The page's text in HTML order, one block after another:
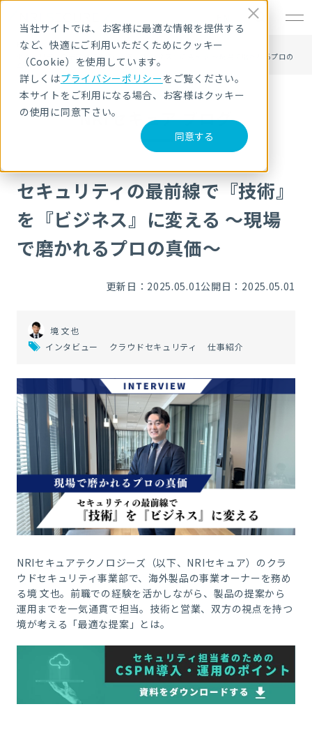
当社サイトでは、お客様に最適な情報を提供する
など、快適にご利用いただくためにクッキー
（Cookie）を使用しています。
詳しくはプライバシーポリシーをご覧ください。
本サイトをご利用になる場合、お客様はクッキー
の使用に同意下さい。
同意する
HOME
NRIセキュア ブログ
セキュリティの最前線で『技術』を『ビジネス』に変える ～現場で磨かれるプロの
真価～
NRIセキュア ブログ
セキュリティの最前線で『技術』
を『ビジネス』に変える ～現場
で磨かれるプロの真価～
更新日：2025.05.01公開日：2025.05.01
境 文也
インタビュー
クラウドセキュリティ 仕事紹介
NRIセキュアテクノロジーズ（以下、NRIセキュア）のクラ
ウドセキュリティ事業部で、海外製品の事業オーナーを務め
る境 文也。前職での経験を活かしながら、製品の提案から
運用までを一気通貫で担当。技術と営業、双方の視点を持つ
境が考える「最適な提案」とは。